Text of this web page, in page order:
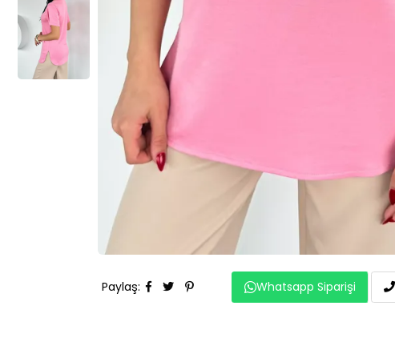
Paylaş: Whatsapp Siparişi